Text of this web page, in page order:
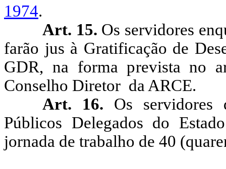
1974.
Art. 15. Os servidores
farão jus à Gratificação de
GDR, na forma prevista no
Conselho Diretor da ARCE.
Art. 16. Os servidores
Públicos Delegados do
jornada de trabalho de 40